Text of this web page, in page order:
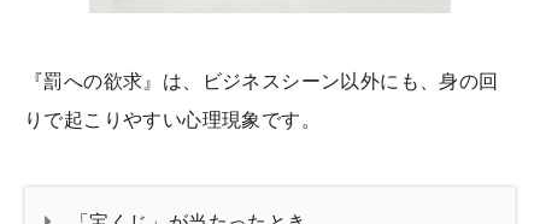
『罰への欲求』は、ビジネスシーン以外にも、身の回
りで起こりやすい心理現象です。